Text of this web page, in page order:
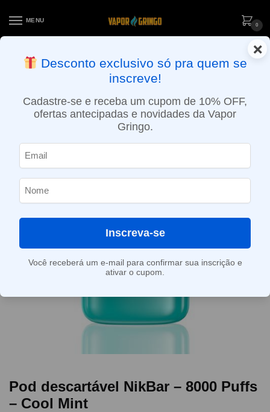
MENU
0
ENTREGA NO MESMO DIA EM SÃO PAULO (SEG A SEX): PEDIDOS
APROVADOS ATÉ 15:30 VIA MOTOBOY
Pod descartável NikBar – 8000 Puffs
– Cool Mint
×
Desconto exclusivo só pra quem se
inscreve!
Cadastre-se e receba um cupom de 10% OFF,
ofertas antecipadas e novidades da Vapor
Gringo.
Inscreva-se
Você receberá um e-mail para confirmar sua inscrição e
ativar o cupom.